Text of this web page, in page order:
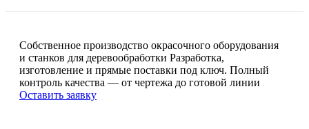
Собственное производство окрасочного оборудования
и станков для деревообработки Разработка,
изготовление и прямые поставки под ключ. Полный
контроль качества — от чертежа до готовой линии
Оставить заявку